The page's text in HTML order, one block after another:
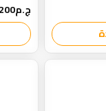
ج.م200